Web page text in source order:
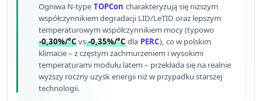
Ogniwa N-type TOPCon charakteryzują się niższym
współczynnikiem degradacji LID/LeTID oraz lepszym
temperaturowym współczynnikiem mocy (typowo
-0,30%/°C vs-0,35%/°C dla PERC), co w polskim
klimacie – z częstym zachmurzeniem i wysokimi
temperaturami modułu latem – przekłada się na realnie
wyższy roczny uzysk energii niż w przypadku starszej
technologii.